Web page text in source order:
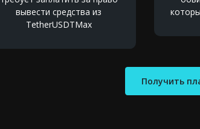
вывести средства из
TetherUSDTMax
Получить